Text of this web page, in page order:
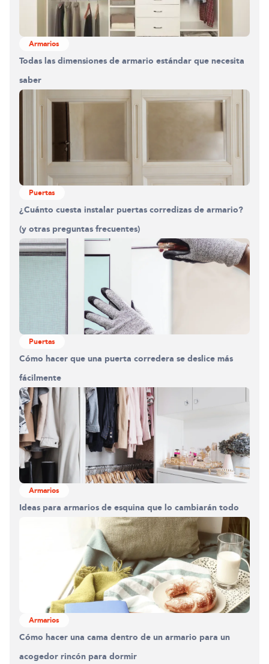
Armarios
Todas las dimensiones de armario estándar que necesita
saber
Puertas
¿Cuánto cuesta instalar puertas corredizas de armario?
(y otras preguntas frecuentes)
Puertas
Cómo hacer que una puerta corredera se deslice más
fácilmente
Armarios
Ideas para armarios de esquina que lo cambiarán todo
Armarios
Cómo hacer una cama dentro de un armario para un
acogedor rincón para dormir